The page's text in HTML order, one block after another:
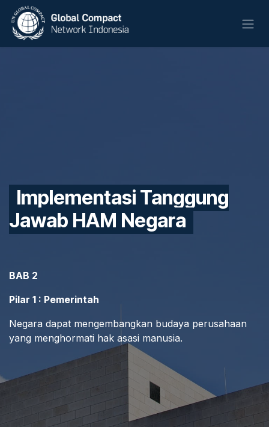
Skip to Content
Implementasi Tanggung
Jawab HAM Negara
BAB 2
Pilar 1 : Pemerintah
Negara dapat mengembangkan budaya perusahaan
yang menghormati hak asasi manusia.